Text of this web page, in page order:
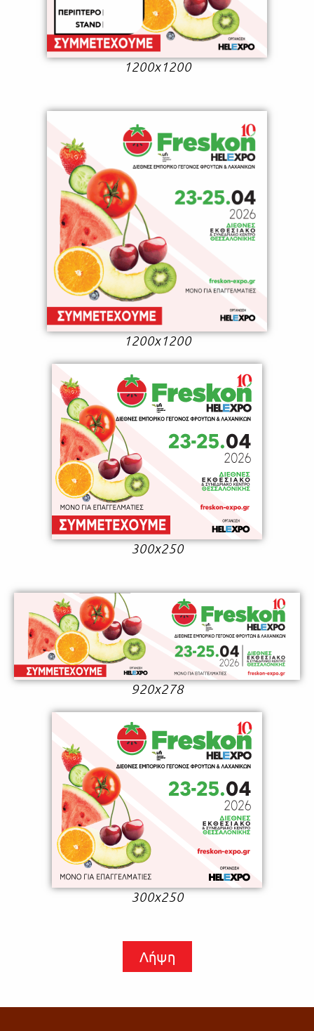
1200x1200
1200x1200
300x250
920x278
300x250
Λήψη